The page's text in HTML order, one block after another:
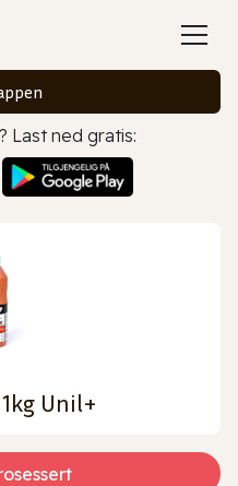
Last ned gratis:
Unil+